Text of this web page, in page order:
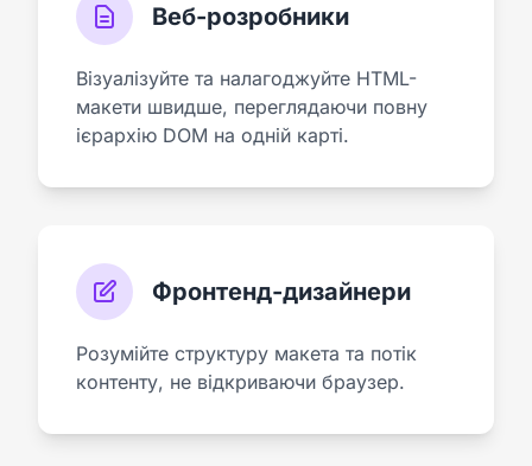
Веб-розробники
Візуалізуйте та налагоджуйте HTML-
макети швидше, переглядаючи повну
ієрархію DOM на одній карті.
Фронтенд-дизайнери
Розумійте структуру макета та потік
контенту, не відкриваючи браузер.